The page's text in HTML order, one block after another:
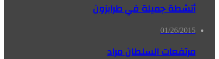
أنشطة جميلة في طرابزون
01/26/2015
مرتفعات السلطان مراد